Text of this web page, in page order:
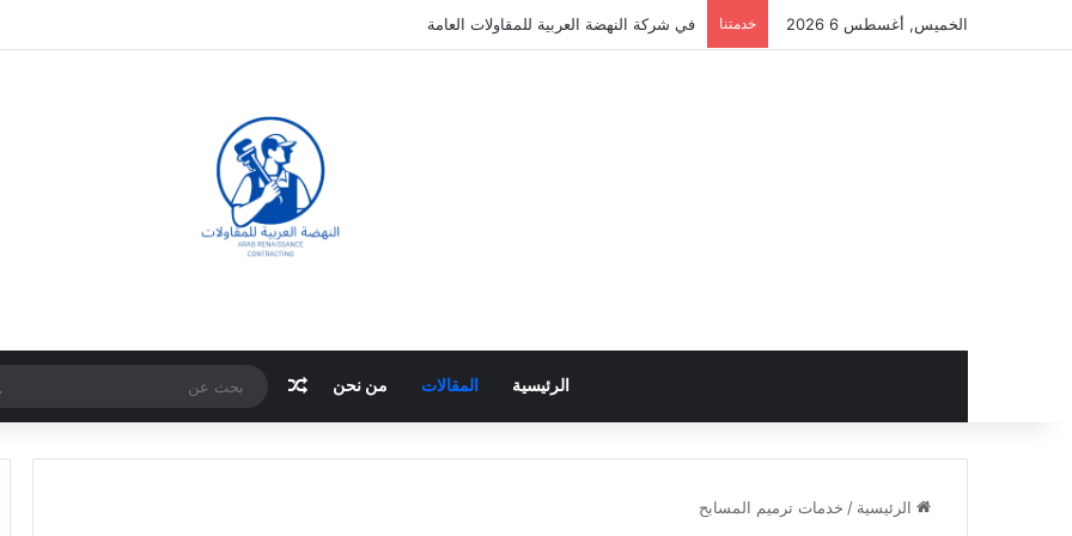
الخميس, أغسطس 6 2026 خدمتنا في شركة النهضة العربية للمقاولات العامة
الرئيسية المقالات من نحن مقال عشوائي
الرئيسية / خدمات ترميم المسابح